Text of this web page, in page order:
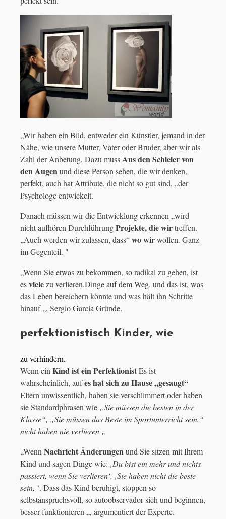
„Wir haben ein Bild, entweder ein Künstler, jemand in der
Nähe, wie unsere Mutter, Vater oder Bruder, aber wir als
Zahl der Anbetung. Dazu mussAus den Schleier von
den Augenund diese Person sehen, die wir denken,
perfekt, auch hat Attribute, die nicht so gut sind, „der
Psychologe entwickelt.
Danach müssen wir die Entwicklung erkennen „wird
nicht aufhören DurchführungProjekte, die wirtreffen.
„Auch werden wir zulassen, dass“wo wirwollen. Ganz
im Gegenteil. "
„Wenn Sie etwas zu bekommen, so radikal zu gehen, ist
esvielezu verlieren.Dinge auf dem Weg, und das ist, was
das Leben bereichern könnte und was hält ihn Schritte
hinauf „, Sergio García Gründe.
perfektionistisch Kinder, wie
zu verhindern.
Wenn einKind ist ein PerfektionistEs ist
wahrscheinlich, aufes hat sich zu Hause „gesaugt“
Eltern unwissentlich, haben sie verschlimmert oder haben
sie Standardphrasen wie „Sie müssen die besten in der
Klasse“, „Sie müssen das Beste im Sportunterricht sein,“
nicht haben nie verlieren „
„WennNachricht Änderungenund Sie sitzen mit Ihrem
Kind und sagen Dinge wie: ‚Du bist ein mehr und nichts
passiert, wenn Sie verlieren‘. ‚Sie haben nicht die beste
sein, ‘. Dass das Kind beruhigt, stoppen so
selbstanspruchsvoll, so autoobservador sich und beginnen,
besser funktionieren „, argumentiert der Experte.